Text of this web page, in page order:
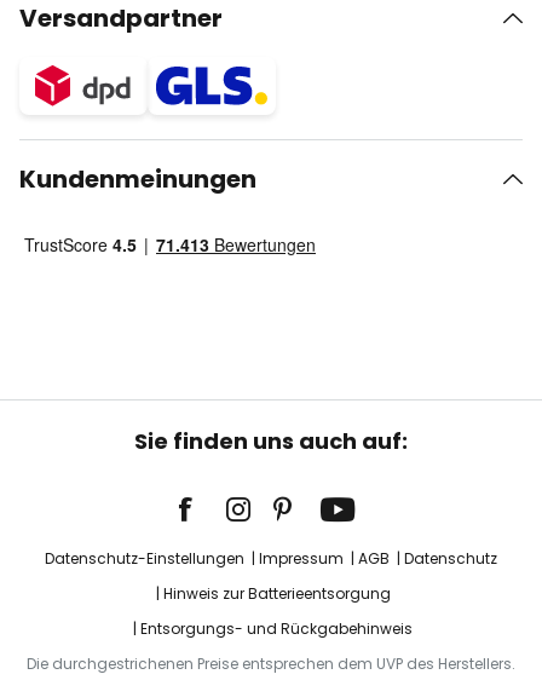
Versandpartner
Kundenmeinungen
Sie finden uns auch auf:
Datenschutz-Einstellungen Impressum AGB
Datenschutz
Hinweis zur Batterieentsorgung
Entsorgungs- und Rückgabehinweis
Die durchgestrichenen Preise entsprechen dem UVP des Herstellers.